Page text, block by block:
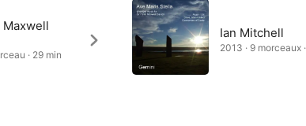
· 29 min
Ian Mitchell
2013 · 9 morceaux